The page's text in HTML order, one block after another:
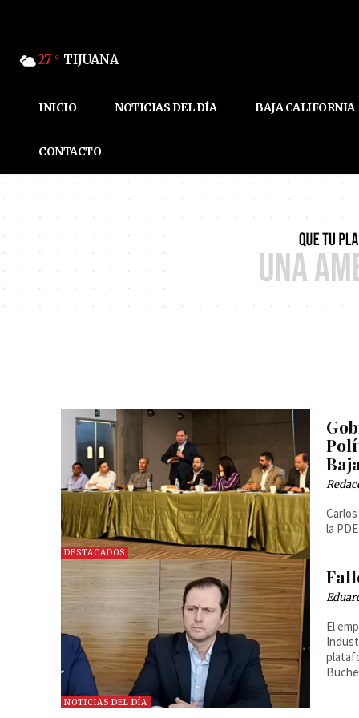
27 C TIJUANA
INICIO NOTICIAS DEL DÍA BAJA CALIFORNIA
CONTACTO
DESTACADOS
la
NOTICIAS DEL DÍA
El